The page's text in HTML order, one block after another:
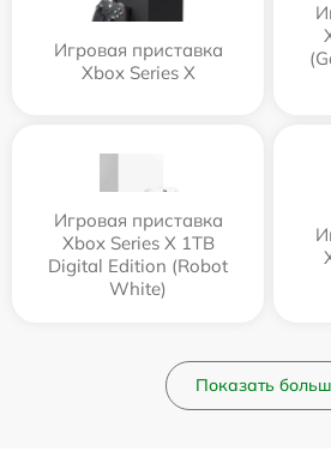
Игровая приставка
Xbox Series X
Игровая приставка
Xbox Series X 1TB
Digital Edition (Robot
White)
Показать